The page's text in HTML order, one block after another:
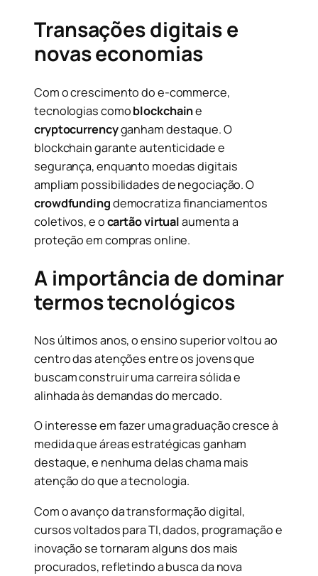
Transações digitais e
novas economias
Com o crescimento do e-commerce,
tecnologias comoblockchaine
cryptocurrencyganham destaque. O
blockchain garante autenticidade e
segurança, enquanto moedas digitais
ampliam possibilidades de negociação. O
crowdfundingdemocratiza financiamentos
coletivos, e ocartão virtualaumenta a
proteção em compras online.
A importância de dominar
termos tecnológicos
Nos últimos anos, o ensino superior voltou ao
centro das atenções entre os jovens que
buscam construir uma carreira sólida e
alinhada às demandas do mercado.
O interesse em fazer uma graduação cresce à
medida que áreas estratégicas ganham
destaque, e nenhuma delas chama mais
atenção do que a tecnologia.
Com o avanço da transformação digital,
cursos voltados para TI, dados, programação e
inovação se tornaram alguns dos mais
procurados, refletindo a busca da nova